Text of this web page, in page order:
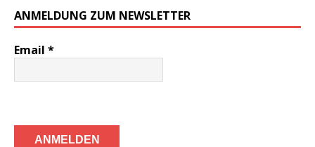
ANMELDUNG ZUM NEWSLETTER
Email *